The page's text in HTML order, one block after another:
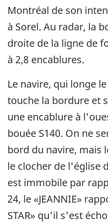
Montréal de son
à Sorel. Au radar, la
droite de la ligne de
à 2,8 encablures.
Le navire, qui longe
touche la bordure et
une encablure à
bouée S140. On ne
bord du navire, mais
le clocher de l'église
est immobile par
24, le «JEANNIE»
STAR» qu'il s'est